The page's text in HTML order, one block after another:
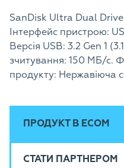
SanDisk Ultra Dual Drive
Інтерфейс пристрою:
Версія USB: 3.2 Gen 1
зчитування: 150 МБ/с.
продукту: Нержавіюча
ПРОДУКТ В ECOM
СТАТИ ПАРТНЕРОМ